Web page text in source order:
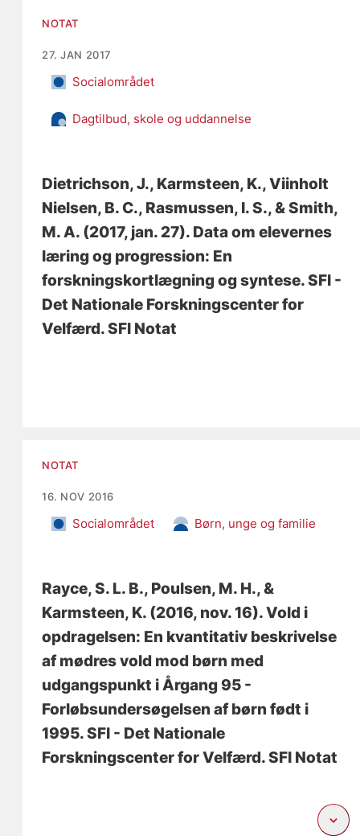
NOTAT
27. JAN 2017
Socialområdet
Dagtilbud, skole og uddannelse
Dietrichson, J., Karmsteen, K., Viinholt
Nielsen, B. C., Rasmussen, I. S., & Smith,
M. A. (2017, jan. 27). Data om elevernes
læring og progression: En
forskningskortlægning og syntese. SFI -
Det Nationale Forskningscenter for
Velfærd. SFI Notat
NOTAT
16. NOV 2016
Socialområdet Børn, unge og familie
Rayce, S. L. B., Poulsen, M. H., &
Karmsteen, K. (2016, nov. 16).Vold i
opdragelsen: En kvantitativ beskrivelse
af mødres vold mod børn med
udgangspunkt i Årgang 95 -
Forløbsundersøgelsen af børn født i
1995. SFI - Det Nationale
Forskningscenter for Velfærd. SFI Notat